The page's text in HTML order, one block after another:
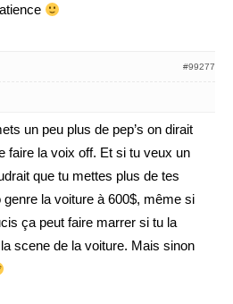
#99277
un peu plus de pep’s on dirait
faire la voix off. Et si tu veux un
que tu mettes plus de tes
la voiture à 600$, même si
ça peut faire marrer si tu la
scene de la voiture. Mais sinon